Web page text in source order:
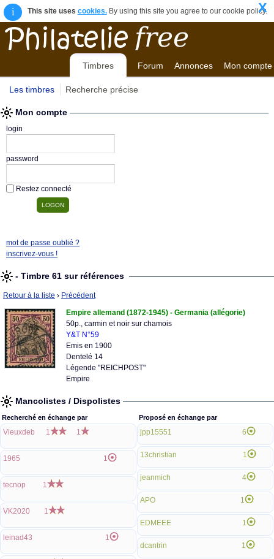
i This site uses cookies.By using this site you agree to our cookie policy.
X
Timbres Forum Annonces Mon compte
Les timbres Recherche précise
Mon compte
login
password
Restez connecté
mot de passe oublié ?
inscrivez-vous !
- Timbre 61 sur références
Retour à la liste › Précédent
Empire allemand (1872-1945) - Germania (allégorie)
50p., carmin et noir sur chamois
Y&T N°59
Emis en 1900
Dentelé 14
Légende "REICHPOST"
Empire
Mancolistes / Dispolistes
Recherché en échange par
Vieuxdeb 1 1
1965 1
tecnop 1
VK2020 1
leinad43 1
Proposé en échange par
jpp15551 6
13christian 1
jeanmich 4
APO 1
EDMEEE 1
dcantrin 1